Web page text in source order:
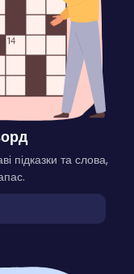
підказки та слова,